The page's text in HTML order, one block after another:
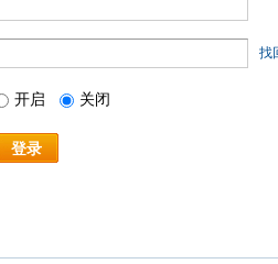
找
开启 关闭
登录